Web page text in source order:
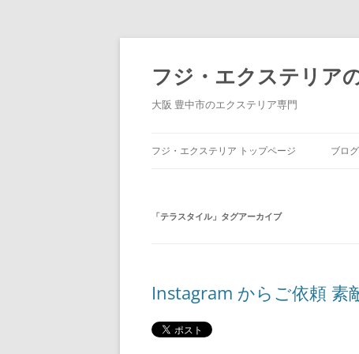
コ
ン
ツ
へ
ス
フジ・エクステリア
大阪 豊中市のエクステリア専門
フジ・エクステリア トップページ ブロ
「テラスタイル」タグアーカイブ
Instagram からご依頼 素